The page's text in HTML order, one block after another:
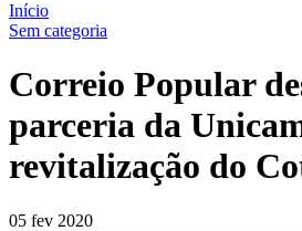
Início
Sem categoria
Correio Popular
parceria da
revitalização do
05 fev 2020